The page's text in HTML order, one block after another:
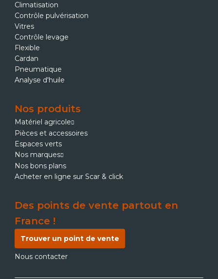
Climatisation
Contrôle pulvérisation
Vitres
Contrôle levage
Flexible
Cardan
Pneumatique
Analyse d'huile
Nos produits
Matériel agricole
Pièces et accessoires
Espaces verts
Nos marques
Nos bons plans
Acheter en ligne sur Scar & click
Des points de vente partout en
France !
Trouver un point de vente
Nous contacter